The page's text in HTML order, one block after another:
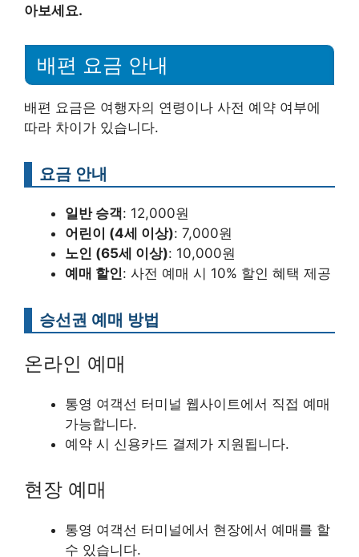
아보세요.
배편 요금 안내
배편 요금은 여행자의 연령이나 사전 예약 여부에
따라 차이가 있습니다.
요금 안내
일반 승객: 12,000원
어린이 (4세 이상): 7,000원
노인 (65세 이상): 10,000원
예매 할인: 사전 예매 시 10% 할인 혜택 제공
승선권 예매 방법
온라인 예매
통영 여객선 터미널 웹사이트에서 직접 예매
가능합니다.
예약 시 신용카드 결제가 지원됩니다.
현장 예매
통영 여객선 터미널에서 현장에서 예매를 할
수 있습니다.